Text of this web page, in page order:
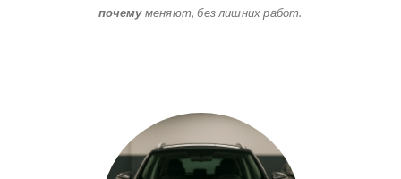
почемуменяют, без лишних работ.